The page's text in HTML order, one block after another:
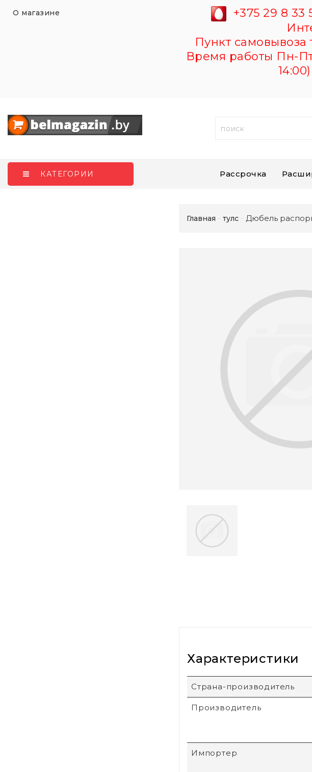
О магазине +375 29 8
Пункт самовывоза
Время работы Пн-
КАТЕГОРИИ Рассрочка
Главная тулс Дюбель
Характеристики
Страна-производитель
Производитель
Импортер